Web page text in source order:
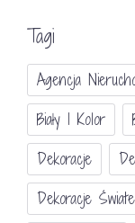
Tagi
Agencja
Biały I Kolor
Dekoracje
Dekoracje